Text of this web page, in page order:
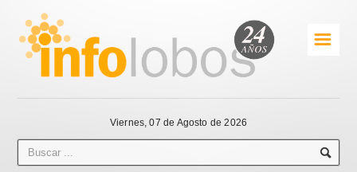
☰
Viernes, 07 de Agosto de 2026